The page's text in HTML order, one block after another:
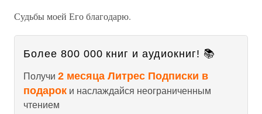
Судьбы моей Его благодарю.
Более 800 000 книг и аудиокниг! 📚
Получи 2 месяца Литрес Подписки в
подарок и наслаждайся неограниченным
чтением